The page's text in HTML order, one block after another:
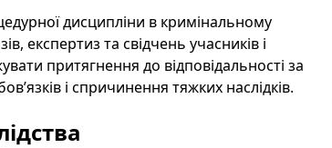
дисципліни в кримінальному
експертиз та свідчень учасників і
притягнення до відповідальності за
і спричинення тяжких наслідків.